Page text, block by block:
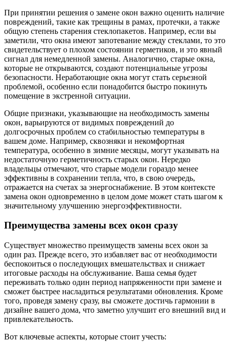
При принятии решения о замене окон важно оценить наличие
повреждений, такие как трещины в рамах, протечки, а также
общую степень старения стеклопакетов. Например, если вы
заметили, что окна имеют запотевание между стеклами, то это
свидетельствует о плохом состоянии герметиков, и это явный
сигнал для немедленной замены. Аналогично, старые окна,
которые не открываются, создают потенциальные угрозы
безопасности. Неработающие окна могут стать серьезной
проблемой, особенно если понадобится быстро покинуть
помещение в экстренной ситуации.
Общие признаки, указывающие на необходимость замены
окон, варьируются от видимых повреждений до
долгосрочных проблем со стабильностью температуры в
вашем доме. Например, сквозняки и некомфортная
температура, особенно в зимние месяцы, могут указывать на
недостаточную герметичность старых окон. Нередко
владельцы отмечают, что старые модели гораздо менее
эффективны в сохранении тепла, что, в свою очередь,
отражается на счетах за энергоснабжение. В этом контексте
замена окон одновременно в целом доме может стать шагом к
значительному улучшению энергоэффективности.
Преимущества замены всех окон сразу
Существует множество преимуществ замены всех окон за
один раз. Прежде всего, это избавляет вас от необходимости
беспокоиться о последующих вмешательствах и снижает
итоговые расходы на обслуживание. Ваша семья будет
переживать только один период напряженности при замене и
сможет быстрее насладиться результатами обновления. Кроме
того, проведя замену сразу, вы сможете достичь гармонии в
дизайне вашего дома, что заметно улучшит его внешний вид и
привлекательность.
Вот ключевые аспекты, которые стоит учесть: